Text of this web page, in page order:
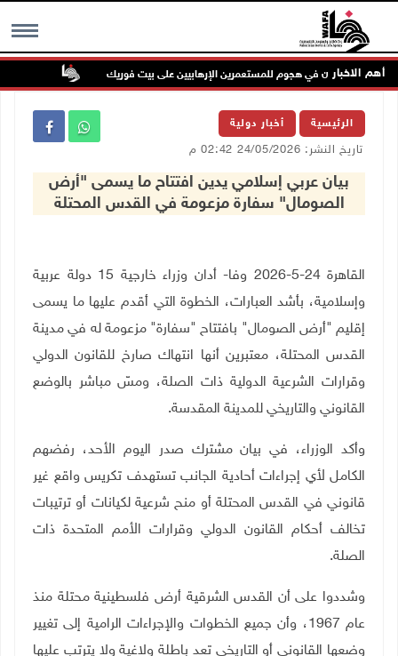
MENU أهم الاخبار
إصابتان في هجوم للمستعمرين الإرهابيين على بيت فوريك
الرئيسية أخبار دولية
تاريخ النشر: 24/05/2026 02:42 م
بيان عربي إسلامي يدين افتتاح ما يسمى "أرض
الصومال" سفارة مزعومة في القدس المحتلة
القاهرة 24-5-2026 وفا- أدان وزراء خارجية 15 دولة عربية
وإسلامية، بأشد العبارات، الخطوة التي أقدم عليها ما يسمى
إقليم "أرض الصومال" بافتتاح "سفارة" مزعومة له في مدينة
القدس المحتلة، معتبرين أنها انتهاك صارخ للقانون الدولي
وقرارات الشرعية الدولية ذات الصلة، ومسّ مباشر بالوضع
القانوني والتاريخي للمدينة المقدسة.
وأكد الوزراء، في بيان مشترك صدر اليوم الأحد، رفضهم
الكامل لأي إجراءات أحادية الجانب تستهدف تكريس واقع غير
قانوني في القدس المحتلة أو منح شرعية لكيانات أو ترتيبات
تخالف أحكام القانون الدولي وقرارات الأمم المتحدة ذات
الصلة.
وشددوا على أن القدس الشرقية أرض فلسطينية محتلة منذ
عام 1967، وأن جميع الخطوات والإجراءات الرامية إلى تغيير
وضعها القانوني أو التاريخي تعد باطلة ولاغية ولا يترتب عليها